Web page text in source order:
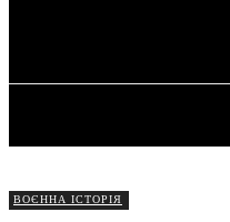
ВОЄННА ІСТОРІЯ